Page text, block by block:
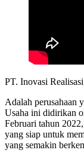
PT. Inovasi
Adalah perusahaan
Usaha ini didirikan
Februari tahun
yang siap untuk
yang semakin